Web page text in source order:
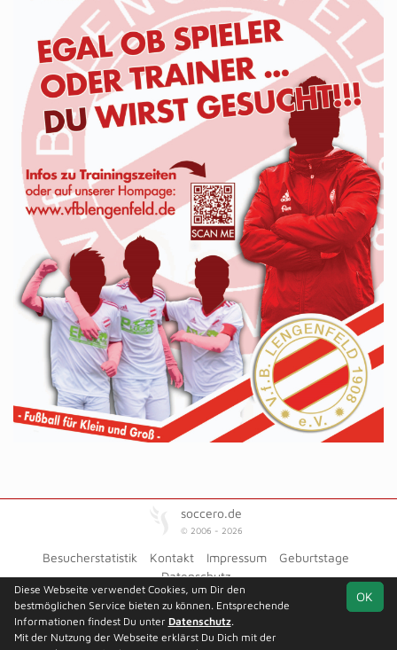
Team 1. Platzierungsrunde Spielplan
soccero.de
© 2006 - 2026
Besucherstatistik Kontakt Impressum
Geburtstage
Datenschutz
OK
Diese Webseite verwendet Cookies, um Dir den
bestmöglichen Service bieten zu können. Entsprechende
Informationen findest Du unter Datenschutz.
Mit der Nutzung der Webseite erklärst Du Dich mit der